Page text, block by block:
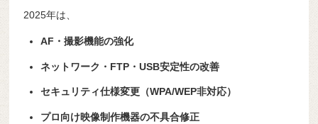
2025年は、
AF・撮影機能の強化
ネットワーク・FTP・USB安定性の改善
セキュリティ仕様変更（WPA/WEP非対応）
プロ向け映像制作機器の不具合修正